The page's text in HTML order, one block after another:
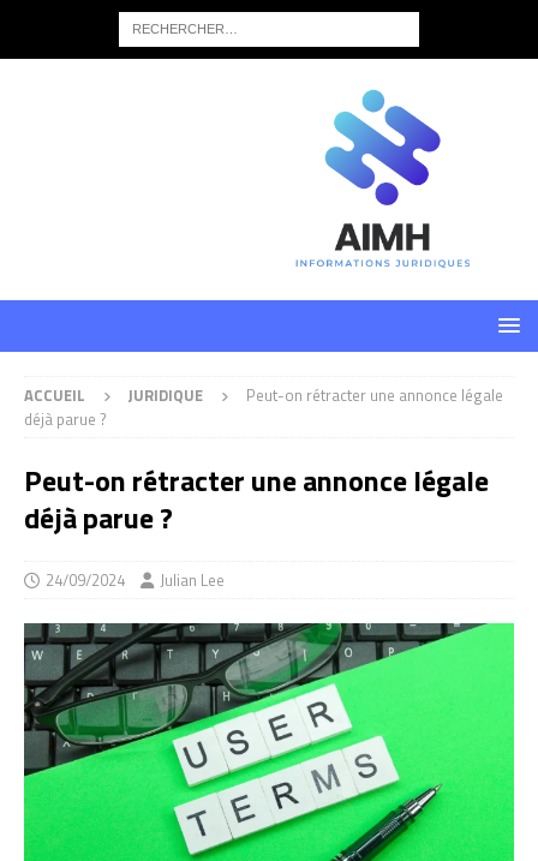
ACCUEIL JURIDIQUE
Peut-on rétracter une annonce légale
déjà parue ?
Peut-on rétracter une annonce légale
déjà parue ?
24/09/2024 Julian Lee